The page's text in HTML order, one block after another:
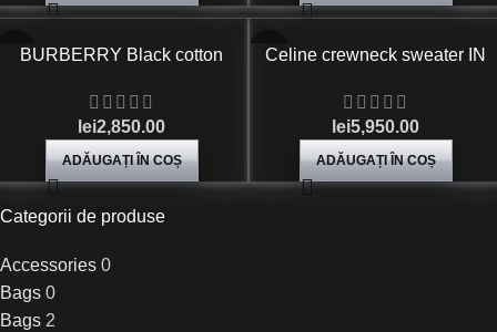
Categorii de produse
Accessories 0
Bags 0
Bags 2
BURBERRY Black cotton
lei2,850.00
ADĂUGAȚI ÎN COȘ
Celine crewneck sweater IN
lei5,950.00
ADĂUGAȚI ÎN COȘ